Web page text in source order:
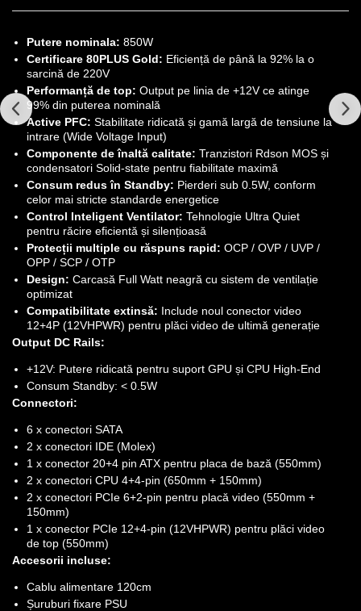
Putere nominala: 850W
Certificare 80PLUS Gold: Eficiență de până la 92% la o
sarcină de 220V
Performanță de top: Output pe linia de +12V ce atinge
99% din puterea nominală
Active PFC: Stabilitate ridicată și gamă largă de tensiune la
intrare (Wide Voltage Input)
Componente de înaltă calitate: Tranzistori Rdson MOS și
condensatori Solid-state pentru fiabilitate maximă
Consum redus în Standby: Pierderi sub 0.5W, conform
celor mai stricte standarde energetice
Control Inteligent Ventilator: Tehnologie Ultra Quiet
pentru răcire eficientă și silențioasă
Protecții multiple cu răspuns rapid: OCP / OVP / UVP /
OPP / SCP / OTP
Design: Carcasă Full Watt neagră cu sistem de ventilație
optimizat
Compatibilitate extinsă: Include noul conector video
12+4P (12VHPWR) pentru plăci video de ultimă generație
Output DC Rails:
+12V: Putere ridicată pentru suport GPU și CPU High-End
Consum Standby: < 0.5W
Connectori:
6 x conectori SATA
2 x conectori IDE (Molex)
1 x conector 20+4 pin ATX pentru placa de bază (550mm)
2 x conectori CPU 4+4-pin (650mm + 150mm)
2 x conectori PCIe 6+2-pin pentru placă video (550mm +
150mm)
1 x conector PCIe 12+4-pin (12VHPWR) pentru plăci video
de top (550mm)
Accesorii incluse:
Cablu alimentare 120cm
Șuruburi fixare PSU